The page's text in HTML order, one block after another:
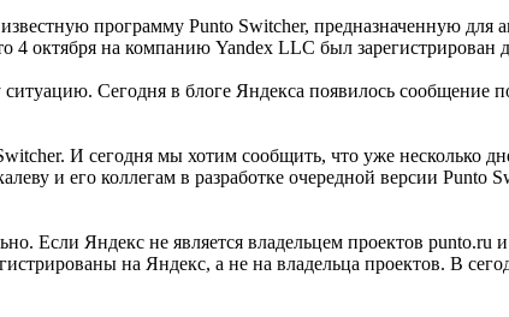
программу Punto Switcher, предназначенную для
октября на компанию Yandex LLC был зарегистрирован
Сегодня в блоге Яндекса появилось сообщение
И сегодня мы хотим сообщить, что уже несколько
и его коллегам в разработке очередной версии Punto
Если Яндекс не является владельцем проектов punto.ru
на Яндекс, а не на владельца проектов. В